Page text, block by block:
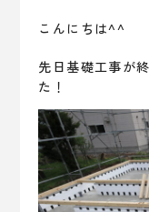
こんにちは^^
先日基礎工事が
た！